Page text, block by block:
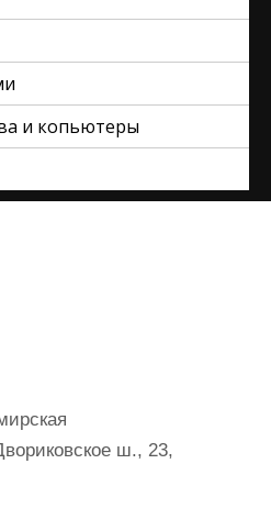
и копьютеры
ш., 23,